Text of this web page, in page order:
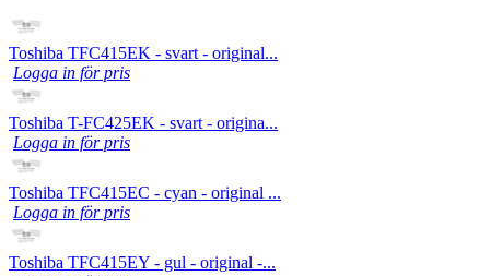
Toshiba TFC415EK - svart - original...
Logga in för pris
Toshiba T-FC425EK - svart - origina...
Logga in för pris
Toshiba TFC415EC - cyan - original ...
Logga in för pris
Toshiba TFC415EY - gul - original -...